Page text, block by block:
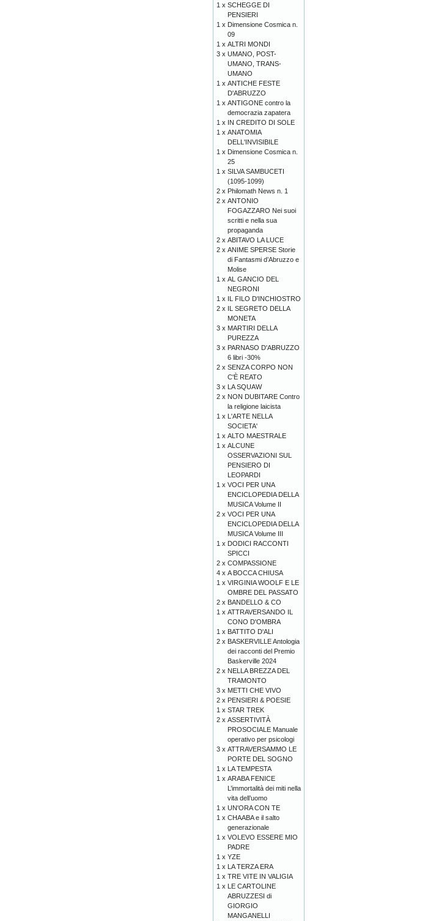
1 x SCHEGGE DI
PENSIERI
1 x Dimensione Cosmica n.
09
1 x ALTRI MONDI
3 x UMANO, POST-
UMANO, TRANS-
UMANO
1 x ANTICHE FESTE
D'ABRUZZO
1 x ANTIGONE contro la
democrazia zapatera
1 x IN CREDITO DI SOLE
1 x ANATOMIA
DELL'INVISIBILE
1 x Dimensione Cosmica n.
25
1 x SILVA SAMBUCETI
(1095-1099)
2 x Philomath News n. 1
2 x ANTONIO
FOGAZZARO Nei suoi
scritti e nella sua
propaganda
2 x ABITAVO LA LUCE
2 x ANIME SPERSE Storie
di Fantasmi d’Abruzzo e
Molise
1 x AL GANCIO DEL
NEGRONI
1 x IL FILO D'INCHIOSTRO
2 x IL SEGRETO DELLA
MONETA
3 x MARTIRI DELLA
PUREZZA
3 x PARNASO D'ABRUZZO
6 libri -30%
2 x SENZA CORPO NON
C'È REATO
3 x LA SQUAW
2 x NON DUBITARE Contro
la religione laicista
1 x L'ARTE NELLA
SOCIETA'
1 x ALTO MAESTRALE
1 x ALCUNE
OSSERVAZIONI SUL
PENSIERO DI
LEOPARDI
1 x VOCI PER UNA
ENCICLOPEDIA DELLA
MUSICA Volume II
2 x VOCI PER UNA
ENCICLOPEDIA DELLA
MUSICA Volume III
1 x DODICI RACCONTI
SPICCI
2 x COMPASSIONE
4 x A BOCCA CHIUSA
1 x VIRGINIA WOOLF E LE
OMBRE DEL PASSATO
2 x BANDELLO & CO
1 x ATTRAVERSANDO IL
CONO D'OMBRA
1 x BATTITO D'ALI
2 x BASKERVILLE Antologia
dei racconti del Premio
Baskerville 2024
2 x NELLA BREZZA DEL
TRAMONTO
3 x METTI CHE VIVO
2 x PENSIERI & POESIE
1 x STAR TREK
2 x ASSERTIVITÀ
PROSOCIALE Manuale
operativo per psicologi
3 x ATTRAVERSAMMO LE
PORTE DEL SOGNO
1 x LA TEMPESTA
1 x ARABA FENICE
L’immortalità dei miti nella
vita dell’uomo
1 x UN'ORA CON TE
1 x CHAABA e il salto
generazionale
1 x VOLEVO ESSERE MIO
PADRE
1 x YZE
1 x LA TERZA ERA
1 x TRE VITE IN VALIGIA
1 x LE CARTOLINE
ABRUZZESI di
GIORGIO
MANGANELLI